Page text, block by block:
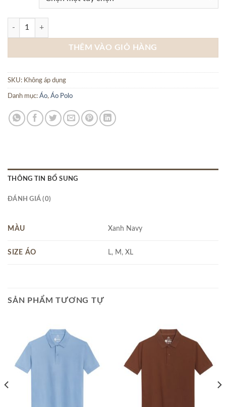
Polo dệt kim trơn 6M CF P232S10110250318 - Navy số lượng
THÊM VÀO GIỎ HÀNG
SKU: Không áp dụng
Danh mục: Áo, Áo Polo
THÔNG TIN BỔ SUNG
ĐÁNH GIÁ (0)
MÀU Xanh Navy
SIZE ÁO L, M, XL
SẢN PHẨM TƯƠNG TỰ